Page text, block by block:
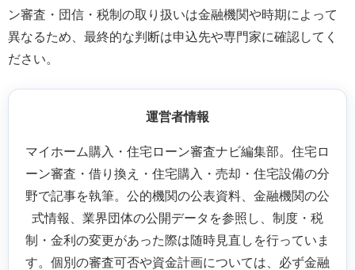
ン審査・団信・税制の取り扱いは金融機関や時期によって
異なるため、最終的な判断は申込先や専門家に確認してく
ださい。
運営者情報
マイホーム購入・住宅ローン審査ナビ編集部。住宅ロ
ーン審査・借り換え・住宅購入・売却・住宅設備の分
野で記事を執筆。公的機関の公表資料、金融機関の公
式情報、業界団体の公開データを参照し、制度・税
制・金利の変更があった際は随時見直しを行っていま
す。個別の審査可否や資金計画については、必ず金融